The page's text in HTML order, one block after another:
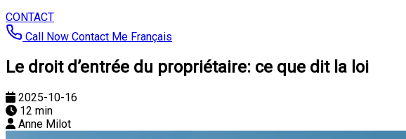
CONTACT
Call Now Contact Me Français
Le droit d’entrée du propriétaire: ce que dit la loi
2025-10-16
12 min
Anne Milot